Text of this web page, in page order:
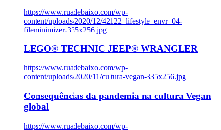
https://www.ruadebaixo.com/wp-
content/uploads/2020/12/42122_lifestyle_envr_04-
fileminimizer-335x256.jpg
LEGO® TECHNIC JEEP® WRANGLER
https://www.ruadebaixo.com/wp-
content/uploads/2020/11/cultura-vegan-335x256.jpg
Consequências da pandemia na cultura Vegan
global
https://www.ruadebaixo.com/wp-